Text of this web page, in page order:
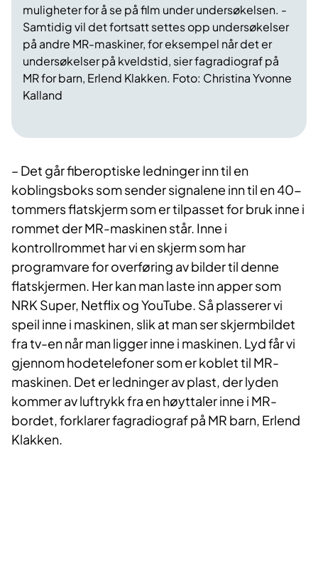
muligheter for å se på film under undersøkelsen. -
Samtidig vil det fortsatt settes opp undersøkelser
på andre MR-maskiner, for eksempel når det er
undersøkelser på kveldstid, sier fagradiograf på
MR for barn, Erlend Klakken. Foto: Christina Yvonne
Kalland
– Det går fiberoptiske ledninger inn til en
koblingsboks som sender signalene inn til en 40-
tommers flatskjerm som er tilpasset for bruk inne i
rommet der MR-maskinen står. Inne i
kontrollrommet har vi en skjerm som har
programvare for overføring av bilder til denne
flatskjermen. Her kan man laste inn apper som
NRK Super, Netflix og YouTube. Så plasserer vi
speil inne i maskinen, slik at man ser skjermbildet
fra tv-en når man ligger inne i maskinen. Lyd får vi
gjennom hodetelefoner som er koblet til MR-
maskinen. Det er ledninger av plast, der lyden
kommer av luftrykk fra en høyttaler inne i MR-
bordet, forklarer fagradiograf på MR barn, Erlend
Klakken.